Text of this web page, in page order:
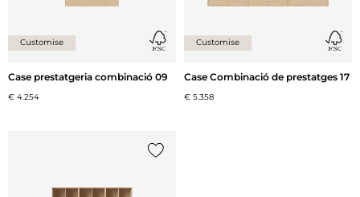
Customise
Case prestatgeria combinació 09
€ 4.254
Customise
Case Combinació de prestatges 17
€ 5.358